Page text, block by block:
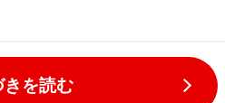
きを読む